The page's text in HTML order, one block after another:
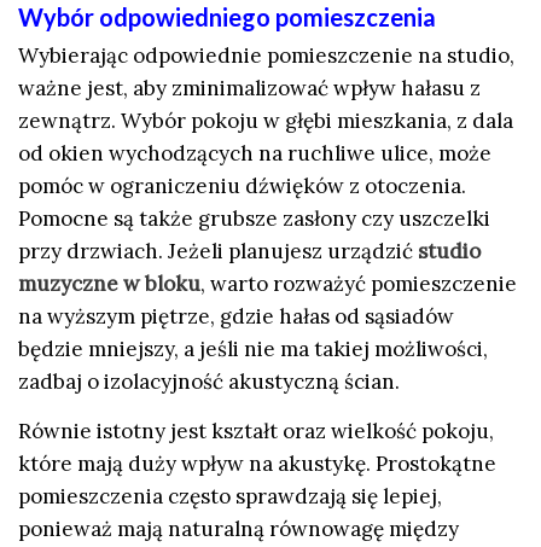
Wybór odpowiedniego pomieszczenia
Wybierając odpowiednie pomieszczenie na studio,
ważne jest, aby zminimalizować wpływ hałasu z
zewnątrz. Wybór pokoju w głębi mieszkania, z dala
od okien wychodzących na ruchliwe ulice, może
pomóc w ograniczeniu dźwięków z otoczenia.
Pomocne są także grubsze zasłony czy uszczelki
przy drzwiach. Jeżeli planujesz urządzić studio
muzyczne w bloku, warto rozważyć pomieszczenie
na wyższym piętrze, gdzie hałas od sąsiadów
będzie mniejszy, a jeśli nie ma takiej możliwości,
zadbaj o izolacyjność akustyczną ścian.
Równie istotny jest kształt oraz wielkość pokoju,
które mają duży wpływ na akustykę. Prostokątne
pomieszczenia często sprawdzają się lepiej,
ponieważ mają naturalną równowagę między